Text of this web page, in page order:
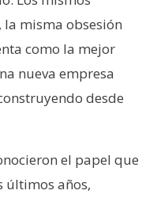
la misma obsesión
como la mejor
nueva empresa
desde
el papel que
últimos años,